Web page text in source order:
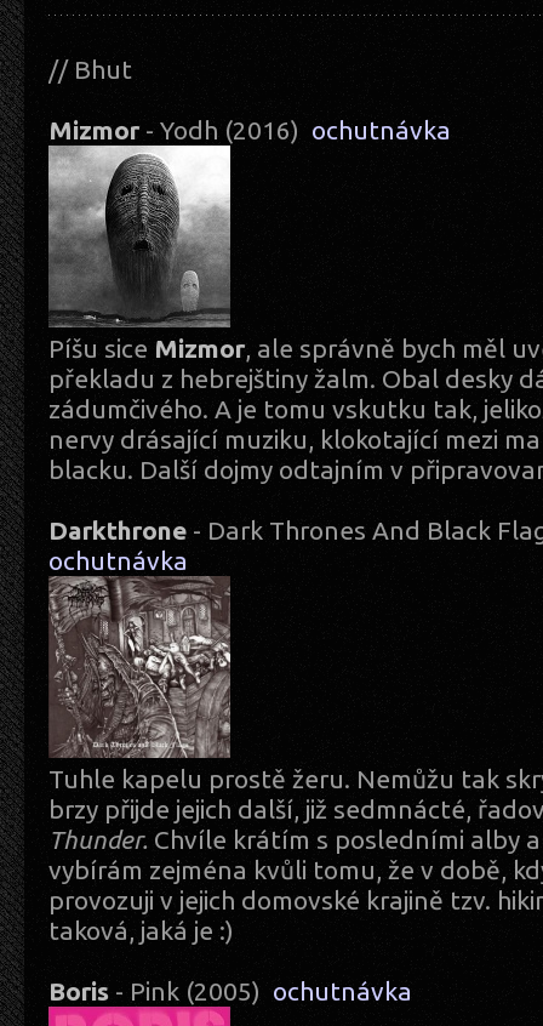
// Bhut
Mizmor - Yodh (2016) ochutnávka
Píšu sice Mizmor, ale správně bych měl
překladu z hebrejštiny žalm. Obal desky
zádumčivého. A je tomu vskutku tak,
nervy drásající muziku, klokotající mezi
blacku. Další dojmy odtajním v
Darkthrone - Dark Thrones And Black
ochutnávka
Tuhle kapelu prostě žeru. Nemůžu tak
brzy přijde jejich další, již sedmnácté,
Thunder. Chvíle krátím s posledními alby
vybírám zejména kvůli tomu, že v době,
provozuji v jejich domovské krajině tzv.
taková, jaká je :)
Boris - Pink (2005) ochutnávka